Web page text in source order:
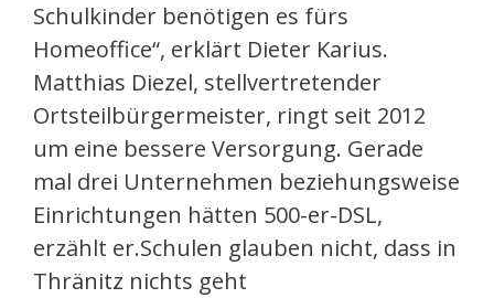
Schulkinder benötigen es fürs
Homeoffice“, erklärt Dieter Karius.
Matthias Diezel, stellvertretender
Ortsteilbürgermeister, ringt seit 2012
um eine bessere Versorgung. Gerade
mal drei Unternehmen beziehungsweise
Einrichtungen hätten 500-er-DSL,
erzählt er.Schulen glauben nicht, dass in
Thränitz nichts geht